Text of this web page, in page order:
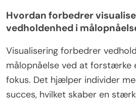
Hvordan forbedrer
vedholdenhed i
Visualisering forbedrer
målopnåelse ved at forstærke
fokus. Det hjælper individer
succes, hvilket skaber en